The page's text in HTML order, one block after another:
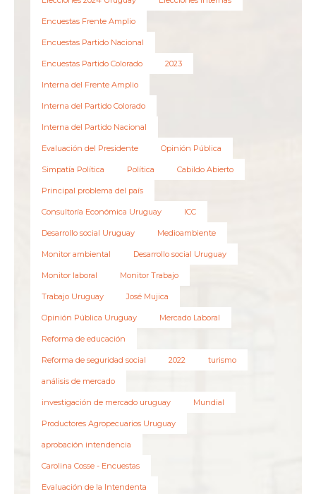
Encuestas Frente Amplio
Encuestas Partido Nacional
Encuestas Partido Colorado 2023
Interna del Frente Amplio
Interna del Partido Colorado
Interna del Partido Nacional
Evaluación del Presidente Opinión Pública
Simpatía Política Política Cabildo Abierto
Principal problema del país
Consultoría Económica Uruguay ICC
Desarrollo social Uruguay Medioambiente
Monitor ambiental Desarrollo social Uruguay
Monitor laboral Monitor Trabajo
Trabajo Uruguay José Mujica
Opinión Pública Uruguay Mercado Laboral
Reforma de educación
Reforma de seguridad social 2022 turismo
análisis de mercado
investigación de mercado uruguay Mundial
Productores Agropecuarios Uruguay
aprobación intendencia
Carolina Cosse - Encuestas
Evaluación de la Intendenta